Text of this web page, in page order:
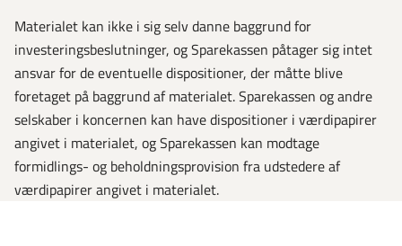
Materialet kan ikke i sig selv danne baggrund for
investeringsbeslutninger, og Sparekassen påtager sig intet
ansvar for de eventuelle dispositioner, der måtte blive
foretaget på baggrund af materialet. Sparekassen og andre
selskaber i koncernen kan have dispositioner i værdipapirer
angivet i materialet, og Sparekassen kan modtage
formidlings- og beholdningsprovision fra udstedere af
værdipapirer angivet i materialet.